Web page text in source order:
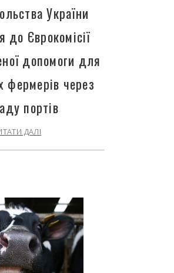
України
до Єврокомісії
допомоги для
фермерів через
портів
ДАЛІ